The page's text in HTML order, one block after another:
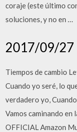
coraje (este último
soluciones, y no en …
2017/09/27
Tiempos de cambio
Cuando yo seré, lo
verdadero yo,
Vamos caminando
OFFICIAL Amazon